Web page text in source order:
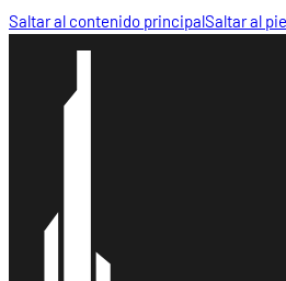
Saltar al contenido principalSaltar al